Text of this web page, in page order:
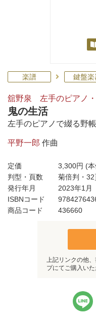
楽譜 鍵盤楽
舘野泉 左手のピアノ
鬼の生活
左手のピアノで綴る野帳
平野一郎 作曲
定価 3,300円 (
判型・頁数
菊倍判・32
発行年月
2023年1月
ISBNコード
商品コード
436660
上記リンクの他
プにてご購入いた